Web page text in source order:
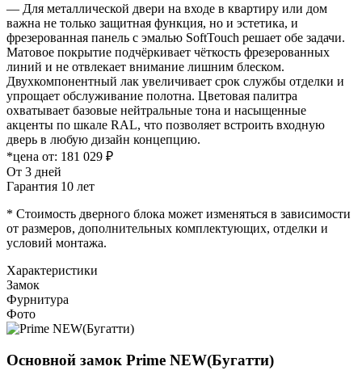
— Для металлической двери на входе в квартиру или дом
важна не только защитная функция, но и эстетика, и
фрезерованная панель с эмалью SoftTouch решает обе задачи.
Матовое покрытие подчёркивает чёткость фрезерованных
линий и не отвлекает внимание лишним блеском.
Двухкомпонентный лак увеличивает срок службы отделки и
упрощает обслуживание полотна. Цветовая палитра
охватывает базовые нейтральные тона и насыщенные
акценты по шкале RAL, что позволяет встроить входную
дверь в любую дизайн концепцию.
*цена от: 181 029 ₽
От 3 дней
Гарантия 10 лет
* Стоимость дверного блока может изменяться в зависимости
от размеров, дополнительных комплектующих, отделки и
условий монтажа.
Характеристики
Замок
Фурнитура
Фото
Основной замок Prime NEW(Бугатти)